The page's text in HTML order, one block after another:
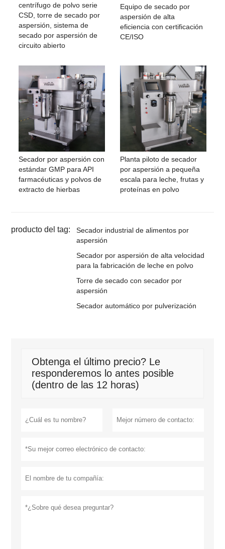
centrífugo de polvo serie
CSD, torre de secado por
aspersión, sistema de
secado por aspersión de
circuito abierto
Equipo de secado por
aspersión de alta
eficiencia con certificación
CE/ISO
Secador por aspersión con
estándar GMP para API
farmacéuticas y polvos de
extracto de hierbas
Planta piloto de secador
por aspersión a pequeña
escala para leche, frutas y
proteínas en polvo
producto del tag:
Secador industrial de alimentos por
aspersión
Secador por aspersión de alta velocidad
para la fabricación de leche en polvo
Torre de secado con secador por
aspersión
Secador automático por pulverización
Obtenga el último precio? Le
responderemos lo antes posible
(dentro de las 12 horas)